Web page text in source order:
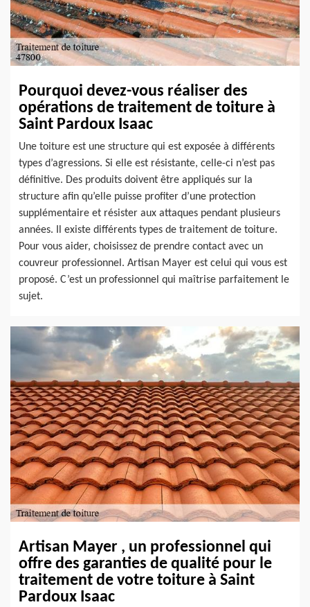
Pourquoi devez-vous réaliser des
opérations de traitement de toiture à
Saint Pardoux Isaac
Une toiture est une structure qui est exposée à différents
types d’agressions. Si elle est résistante, celle-ci n’est pas
définitive. Des produits doivent être appliqués sur la
structure afin qu’elle puisse profiter d’une protection
supplémentaire et résister aux attaques pendant plusieurs
années. Il existe différents types de traitement de toiture.
Pour vous aider, choisissez de prendre contact avec un
couvreur professionnel. Artisan Mayer est celui qui vous est
proposé. C’est un professionnel qui maîtrise parfaitement le
sujet.
Artisan Mayer , un professionnel qui
offre des garanties de qualité pour le
traitement de votre toiture à Saint
Pardoux Isaac